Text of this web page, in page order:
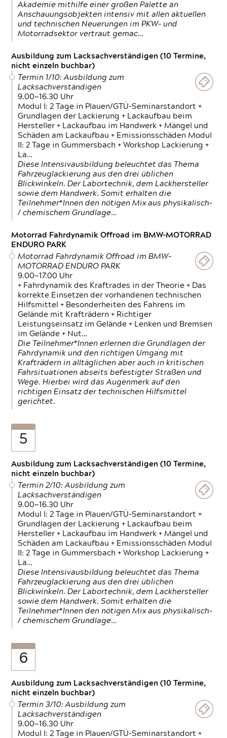
Akademie mithilfe einer großen Palette an
Anschauungsobjekten intensiv mit allen aktuellen
und technischen Neuerungen im PKW- und
Motorradsektor vertraut gemac…
Ausbildung zum Lacksachverständigen (10 Termine,
nicht einzeln buchbar)
Termin 1/10: Ausbildung zum
Lacksachverständigen
9.00—16.30 Uhr
Modul I: 2 Tage in Plauen/GTÜ-Seminarstandort +
Grundlagen der Lackierung + Lackaufbau beim
Hersteller + Lackaufbau im Handwerk + Mängel und
Schäden am Lackaufbau + Emissionsschäden Modul
II: 2 Tage in Gummersbach + Workshop Lackierung +
La…
Diese Intensivausbildung beleuchtet das Thema
Fahrzeuglackierung aus den drei üblichen
Blickwinkeln. Der Labortechnik, dem Lackhersteller
sowie dem Handwerk. Somit erhalten die
Teilnehmer*Innen den nötigen Mix aus physikalisch-
/ chemischem Grundlage…
Motorrad Fahrdynamik Offroad im BMW-MOTORRAD
ENDURO PARK
Motorrad Fahrdynamik Offroad im BMW-
MOTORRAD ENDURO PARK
9.00—17.00 Uhr
+ Fahrdynamik des Kraftrades in der Theorie + Das
korrekte Einsetzen der vorhandenen technischen
Hilfsmittel + Besonderheiten des Fahrens im
Gelände mit Krafträdern + Richtiger
Leistungseinsatz im Gelände + Lenken und Bremsen
im Gelände + Nut…
Die Teilnehmer*Innen erlernen die Grundlagen der
Fahrdynamik und den richtigen Umgang mit
Krafträdern in alltäglichen aber auch in kritischen
Fahrsituationen abseits befestigter Straßen und
Wege. Hierbei wird das Augenmerk auf den
richtigen Einsatz der technischen Hilfsmittel
gerichtet.
5
Ausbildung zum Lacksachverständigen (10 Termine,
nicht einzeln buchbar)
Termin 2/10: Ausbildung zum
Lacksachverständigen
9.00—16.30 Uhr
Modul I: 2 Tage in Plauen/GTÜ-Seminarstandort +
Grundlagen der Lackierung + Lackaufbau beim
Hersteller + Lackaufbau im Handwerk + Mängel und
Schäden am Lackaufbau + Emissionsschäden Modul
II: 2 Tage in Gummersbach + Workshop Lackierung +
La…
Diese Intensivausbildung beleuchtet das Thema
Fahrzeuglackierung aus den drei üblichen
Blickwinkeln. Der Labortechnik, dem Lackhersteller
sowie dem Handwerk. Somit erhalten die
Teilnehmer*Innen den nötigen Mix aus physikalisch-
/ chemischem Grundlage…
6
Ausbildung zum Lacksachverständigen (10 Termine,
nicht einzeln buchbar)
Termin 3/10: Ausbildung zum
Lacksachverständigen
9.00—16.30 Uhr
Modul I: 2 Tage in Plauen/GTÜ-Seminarstandort +